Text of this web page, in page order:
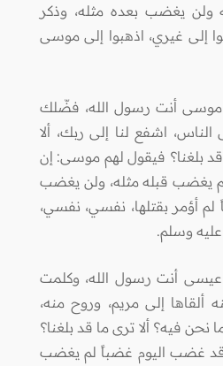
يغضب بعده مثله، وذكر
إلى غيري، اذهبوا إلى موسى
موسى أنت رسول الله، فضّلك
الناس، اشفع لنا إلى ربك، ألا
بلغنا؟ فيقول لهم موسى: إن
يغضب قبله مثله، ولن يغضب
أؤمر بقتلها، نفسي، نفسي،
وسلم.
أنت رسول الله، وكلمت
ألقاها إلى مريم، وروح منه،
نحن فيه؟ ألا ترى ما قد بلغنا؟
غضب اليوم غضباً لم يغضب